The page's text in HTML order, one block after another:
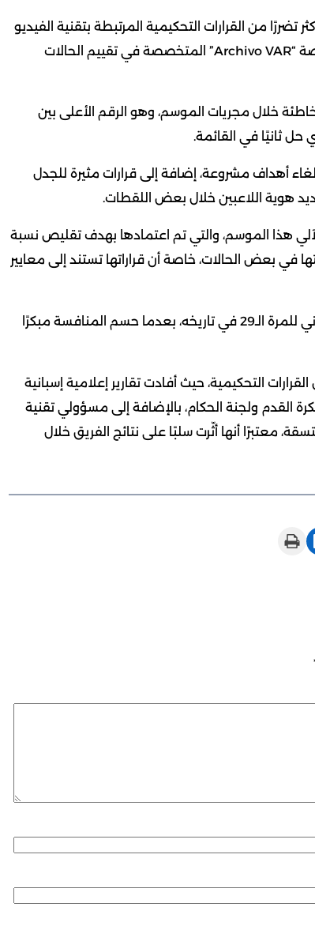
قائمة الفرق الأكثر تضررًا من القرارات التحكيمية المرتبطة بتقنية الفيديو
(VAR) في الدوري الإسباني، وذلك وفقًا لتقرير تحليلي صادر عن منصة “Archivo VAR” المتخصصة في تقييم الحالات
لـ11 قرارًا تحكيميًا وُصفت بالخاطئة خلال مجريات الموسم، وهو الرقم الأعلى بين
حل ثانيًا في القائمة.
أهداف مشروعة، إضافة إلى قرارات مثيرة للجدل
هوية اللاعبين خلال بعض اللقطات.
هذا الموسم، والتي تم اعتمادها بهدف تقليص نسبة
في بعض الحالات، خاصة أن قراراتها تستند إلى معايير
ويأتي هذا الجدل في موسم تُوّج خلاله برشلونة بلقب الدوري الإسباني للمرة الـ29 في تاريخه، بعدما حسم المنافسة مبكرًا
التحكيمية، حيث أفادت تقارير إعلامية إسبانية
القدم ولجنة الحكام، بالإضافة إلى مسؤولي تقنية
معتبرًا أنها أثّرت سلبًا على نتائج الفريق خلال
Print this Page